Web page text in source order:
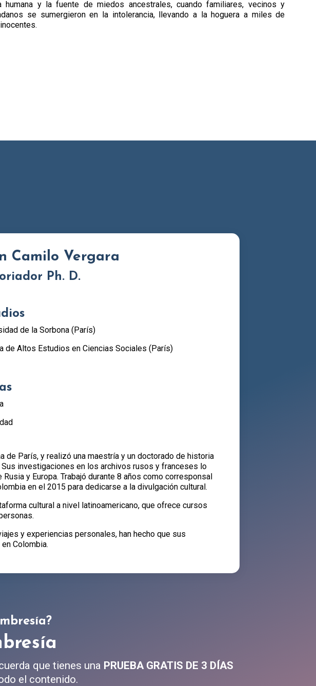
humana y la fuente de miedos ancestrales, cuando familiares, vecinos y
se sumergieron en la intolerancia, llevando a la hoguera a miles de
Camilo Vergara
Ph. D.
de la Sorbona (París)
de Altos Estudios en Ciencias Sociales (París)
de París, y realizó una maestría y un doctorado de historia
investigaciones en los archivos rusos y franceses lo
y Europa. Trabajó durante 8 años como corresponsal
en el 2015 para dedicarse a la divulgación cultural.
cultural a nivel latinoamericano, que ofrece cursos
y experiencias personales, han hecho que sus
Colombia.
que tienes una PRUEBA GRATIS DE 3 DÍAS
el contenido.